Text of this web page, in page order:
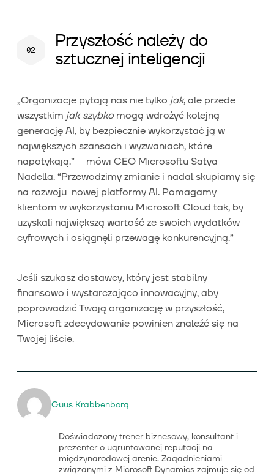
Przyszłość należy do
sztucznej inteligencji
„Organizacje pytają nas nie tylko jak, ale przede
wszystkim jak szybko mogą wdrożyć kolejną
generację AI, by bezpiecznie wykorzystać ją w
największych szansach i wyzwaniach, które
napotykają.” – mówi CEO Microsoftu Satya
Nadella. “Przewodzimy zmianie i nadal skupiamy się
na rozwoju nowej platformy AI. Pomagamy
klientom w wykorzystaniu Microsoft Cloud tak, by
uzyskali największą wartość ze swoich wydatków
cyfrowych i osiągnęli przewagę konkurencyjną.”
Jeśli szukasz dostawcy, który jest stabilny
finansowo i wystarczająco innowacyjny, aby
poprowadzić Twoją organizację w przyszłość,
Microsoft zdecydowanie powinien znaleźć się na
Twojej liście.
Guus Krabbenborg
Doświadczony trener biznesowy, konsultant i
prezenter o ugruntowanej reputacji na
międzynarodowej arenie. Zagadnieniami
związanymi z Microsoft Dynamics zajmuje się od